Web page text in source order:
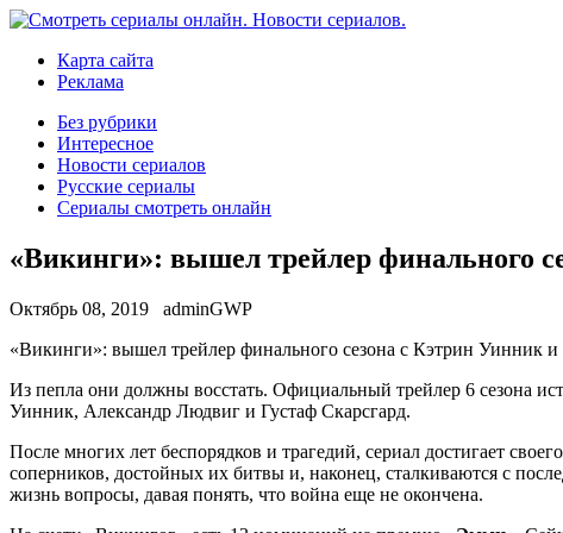
Карта сайта
Реклама
Без рубрики
Интересное
Новости сериалов
Русские сериалы
Сериалы смотреть онлайн
«Викинги»: вышел трейлер финального
Октябрь 08, 2019
adminGWP
«Викинги»: вышeл трейлер финального сезона с Кэтрин Уинник
Из пепла они должны восстать. Официальный трейлер 6 сезона
Уинник, Александр Людвиг и Густаф Скарсгард.
После многих лет беспорядков и трагедий, сериал достигает
соперников, достойных их битвы и, наконец, сталкиваются с
жизнь вопросы, давая понять, что война еще не окончена.